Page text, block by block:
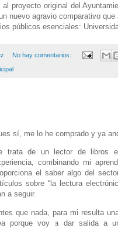
proyecto original del
nuevo agravio comparativo que
públicos esenciales:
No hay comentarios:
sí, me lo he comprado y ya
trata de un lector de libros
combinando mi
el saber algo del
sobre “la lectura
a seguir.
que nada, para mi resulta
porque voy a dar salida a